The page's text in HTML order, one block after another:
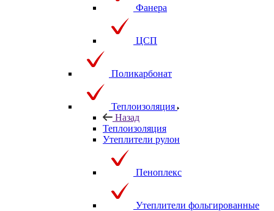
Фанера
ЦСП
Поликарбонат
Теплоизоляция
Назад
Теплоизоляция
Утеплители рулон
Пеноплекс
Утеплители фольгированные